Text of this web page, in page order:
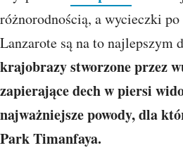
różnorodnością, a wycieczki
Lanzarote są na to najlepszym
krajobrazy stworzone przez
zapierające dech w piersi
najważniejsze powody, dla
Park Timanfaya.